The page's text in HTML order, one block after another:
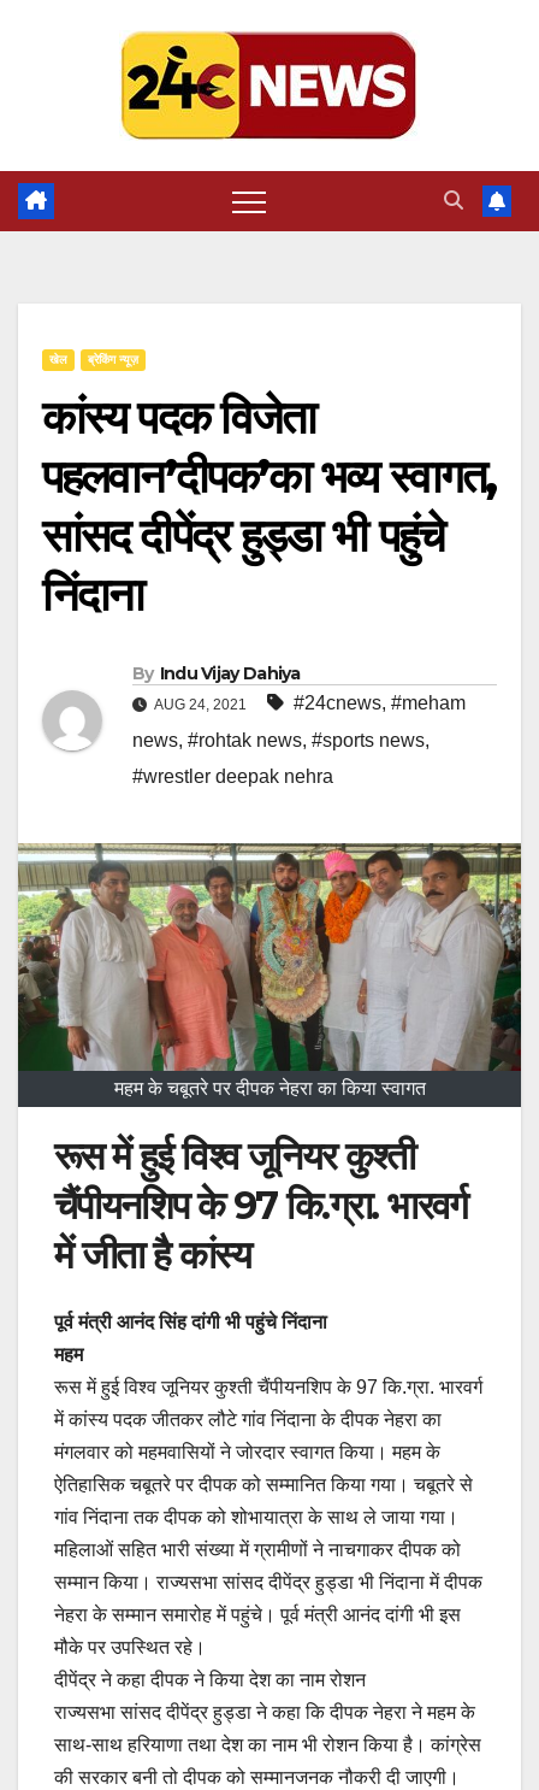
खेल ब्रेकिंग न्यूज़
कांस्य पदक विजेता
पहलवान’दीपक’का भव्य स्वागत,
सांसद दीपेंद्र हुड्डा भी पहुंचे
निंदाना
By Indu Vijay Dahiya
AUG 24, 2021 #24cnews, #meham
news, #rohtak news, #sports news,
#wrestler deepak nehra
महम के चबूतरे पर दीपक नेहरा का किया स्वागत
रूस में हुई विश्व जूनियर कुश्ती
चैंपीयनशिप के 97 कि.ग्रा. भारवर्ग
में जीता है कांस्य
पूर्व मंत्री आनंद सिंह दांगी भी पहुंचे निंदाना
महम
रूस में हुई विश्व जूनियर कुश्ती चैंपीयनशिप के 97 कि.ग्रा. भारवर्ग
में कांस्य पदक जीतकर लौटे गांव निंदाना के दीपक नेहरा का
मंगलवार को महमवासियों ने जोरदार स्वागत किया। महम के
ऐतिहासिक चबूतरे पर दीपक को सम्मानित किया गया। चबूतरे से
गांव निंदाना तक दीपक को शोभायात्रा के साथ ले जाया गया।
महिलाओं सहित भारी संख्या में ग्रामीणों ने नाचगाकर दीपक को
सम्मान किया। राज्यसभा सांसद दीपेंद्र हुड्डा भी निंदाना में दीपक
नेहरा के सम्मान समारोह में पहुंचे। पूर्व मंत्री आनंद दांगी भी इस
मौके पर उपस्थित रहे।
दीपेंद्र ने कहा दीपक ने किया देश का नाम रोशन
राज्यसभा सांसद दीपेंद्र हुड्डा ने कहा कि दीपक नेहरा ने महम के
साथ-साथ हरियाणा तथा देश का नाम भी रोशन किया है। कांग्रेस
की सरकार बनी तो दीपक को सम्मानजनक नौकरी दी जाएगी।